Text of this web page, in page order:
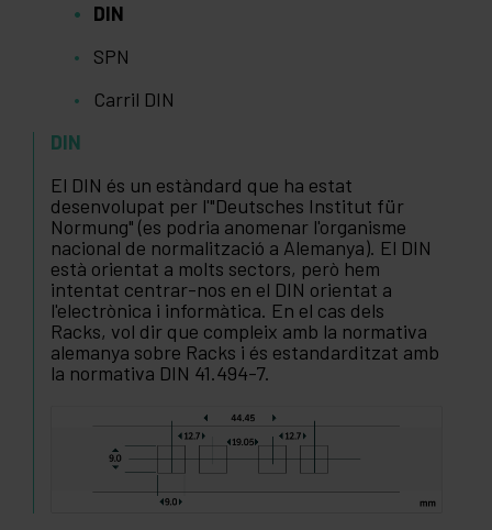
DIN
SPN
Carril DIN
DIN
El DIN és un estàndard que ha estat
desenvolupat per l'"Deutsches Institut für
Normung" (es podria anomenar l'organisme
nacional de normalització a Alemanya). El DIN
està orientat a molts sectors, però hem
intentat centrar-nos en el DIN orientat a
l'electrònica i informàtica. En el cas dels
Racks, vol dir que compleix amb la normativa
alemanya sobre Racks i és estandarditzat amb
la normativa DIN 41.494-7.